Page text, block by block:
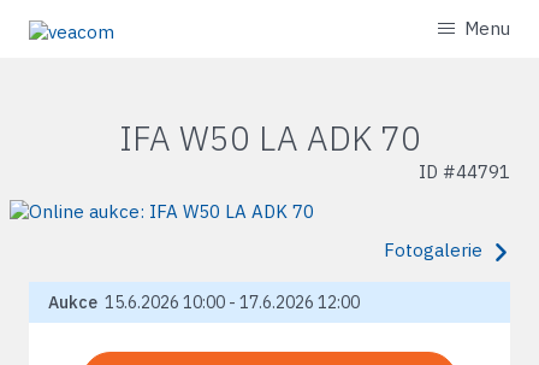
Menu
IFA W50 LA ADK 70
ID #44791
Fotogalerie
Aukce 15.6.2026 10:00 - 17.6.2026 12:00